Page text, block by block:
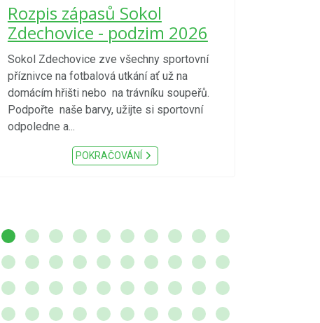
Rozpis zápasů Sokol
Zdechovice - podzim 2026
Sokol Zdechovice zve všechny sportovní
příznivce na fotbalová utkání ať už na
domácím hřišti nebo na trávníku soupeřů.
Podpořte naše barvy, užijte si sportovní
odpoledne a...
POKRAČOVÁNÍ